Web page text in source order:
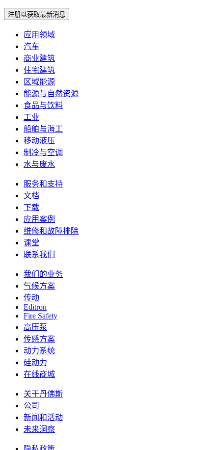
注册以获取最新消息
应用领域
汽车
商业建筑
住宅建筑
区域能源
能源与自然资源
食品与饮料
工业
船舶与海工
移动液压
制冷与空调
水与废水
服务和支持
文档
下载
应用案例
维修和故障排除
课堂
联系我们
我们的业务
气候方案
传动
Editron
Fire Safety
高压泵
传感方案
动力系统
硅动力
在线商城
关于丹佛斯
公司
新闻和活动
未来洞察